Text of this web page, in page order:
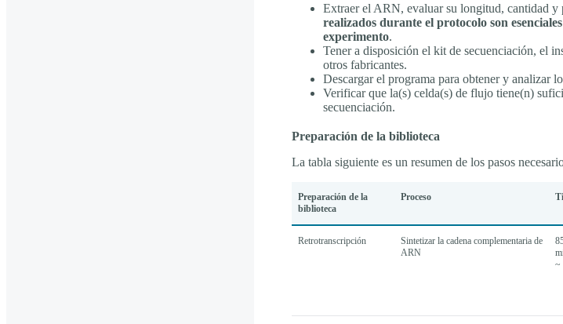
Extraer el ARN, evaluar su longitud, cantidad y
realizados durante el protocolo son
experimento.
Tener a disposición el kit de secuenciación, el
otros fabricantes.
Descargar el programa para obtener y analizar
Verificar que la(s) celda(s) de flujo tiene(n)
secuenciación.
Preparación de la biblioteca
La tabla siguiente es un resumen de los pasos
Preparación de la
biblioteca
Proceso
Retrotranscripción
Sintetizar la cadena complementaria de
ARN
~